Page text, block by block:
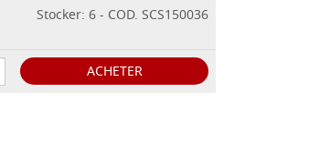
Stocker: 6 - COD. SCS150036
ACHETER